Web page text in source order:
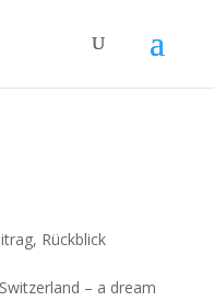
, Rückblick
– a dream